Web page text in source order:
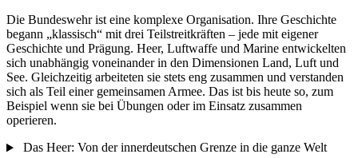
Die Bundeswehr ist eine komplexe Organisation. Ihre Geschichte
begann „klassisch“ mit drei Teilstreitkräften – jede mit eigener
Geschichte und Prägung. Heer, Luftwaffe und Marine entwickelten
sich unabhängig voneinander in den Dimensionen Land, Luft und
See. Gleichzeitig arbeiteten sie stets eng zusammen und verstanden
sich als Teil einer gemeinsamen Armee. Das ist bis heute so, zum
Beispiel wenn sie bei Übungen oder im Einsatz zusammen
operieren.
Das Heer: Von der innerdeutschen Grenze in die ganze Welt